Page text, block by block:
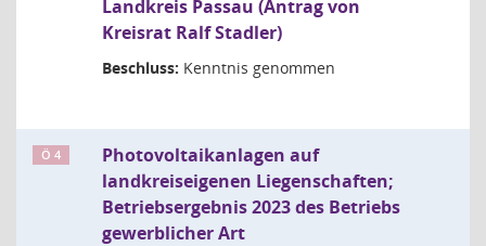
Landkreis Passau (Antrag von
Kreisrat Ralf Stadler)
Beschluss: Kenntnis genommen
Ö 4
Photovoltaikanlagen auf
landkreiseigenen Liegenschaften;
Betriebsergebnis 2023 des Betriebs
gewerblicher Art